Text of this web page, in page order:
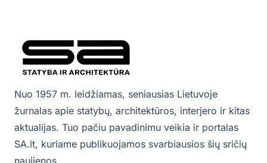
Nuo 1957 m. leidžiamas, seniausias Lietuvoje
žurnalas apie statybų, architektūros, interjero ir kitas
aktualijas. Tuo pačiu pavadinimu veikia ir portalas
SA.lt, kuriame publikuojamos svarbiausios šių sričių